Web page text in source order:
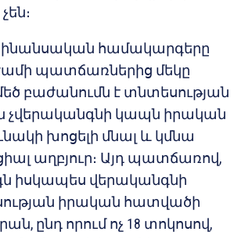
համակարգերը
պատճառներից մեկը
բաժանումն է տնտեսության
չվերականգնի կապն իրական
խոցելի մնալ և կմնա
աղբյուր։ Այդ պատճառով,
իսկապես վերականգնի
իրական հատվածի
ընդ որում ոչ 18 տոկոսով,